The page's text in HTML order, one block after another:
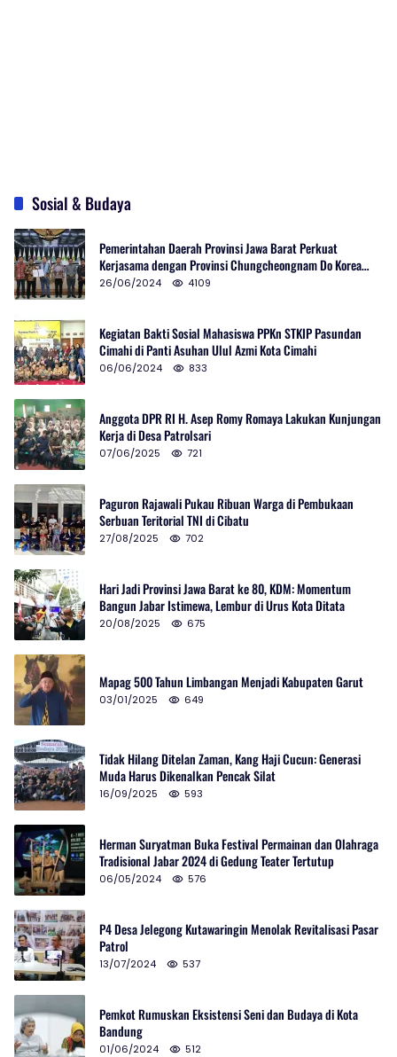
Sosial & Budaya
Pemerintahan Daerah Provinsi Jawa Barat Perkuat
Kerjasama dengan Provinsi Chungcheongnam Do Korea
Selatan
26/06/2024 4109
Kegiatan Bakti Sosial Mahasiswa PPKn STKIP Pasundan
Cimahi di Panti Asuhan Ulul Azmi Kota Cimahi
06/06/2024 833
Anggota DPR RI H. Asep Romy Romaya Lakukan Kunjungan
Kerja di Desa Patrolsari
07/06/2025 721
Paguron Rajawali Pukau Ribuan Warga di Pembukaan
Serbuan Teritorial TNI di Cibatu
27/08/2025 702
Hari Jadi Provinsi Jawa Barat ke 80, KDM: Momentum
Bangun Jabar Istimewa, Lembur di Urus Kota Ditata
20/08/2025 675
Mapag 500 Tahun Limbangan Menjadi Kabupaten Garut
03/01/2025 649
Tidak Hilang Ditelan Zaman, Kang Haji Cucun: Generasi
Muda Harus Dikenalkan Pencak Silat
16/09/2025 593
Herman Suryatman Buka Festival Permainan dan Olahraga
Tradisional Jabar 2024 di Gedung Teater Tertutup
06/05/2024 576
P4 Desa Jelegong Kutawaringin Menolak Revitalisasi Pasar
Patrol
13/07/2024 537
Pemkot Rumuskan Eksistensi Seni dan Budaya di Kota
Bandung
01/06/2024 512